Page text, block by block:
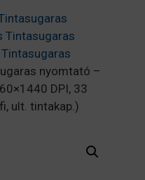
Tintasugaras
nyomtató –
DPI, 33
ult. tintakap.)